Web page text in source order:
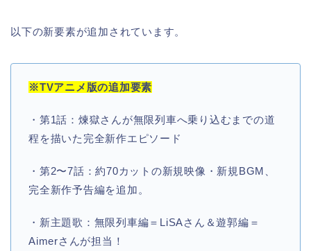
以下の新要素が追加されています。
※TVアニメ版の追加要素
・第1話：煉獄さんが無限列車へ乗り込むまでの道
程を描いた完全新作エピソード
・第2〜7話：約70カットの新規映像・新規BGM、
完全新作予告編を追加。
・新主題歌：無限列車編＝LiSAさん＆遊郭編＝
Aimerさんが担当！